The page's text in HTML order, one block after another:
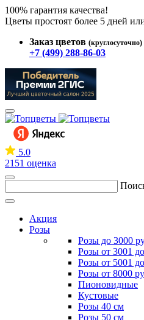
100% гарантия качества!
Цветы простоят более 5 дней
Заказ цветов (круглосуточно)
+7 (499) 288-86-03
5.0
2151 оценка
Акция
Розы
Розы до 3000
Розы от 3001
Розы от 5001
Розы от 8000
Пионовидные
Кустовые
Розы 40 см
Розы 50 см